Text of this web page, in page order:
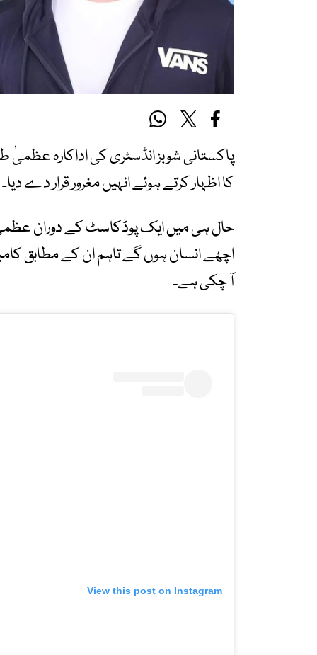
پاکستانی شوبز انڈسٹری کی اداکارہ عظمیٰ
کا اظہار کرتے ہوئے انہیں مغرور قرار دے دیا۔
حال ہی میں ایک پوڈکاسٹ کے دوران عظمیٰ
اچھے انسان ہوں گے تاہم ان کے مطابق
آ چکی ہے۔
View this post on Instagram